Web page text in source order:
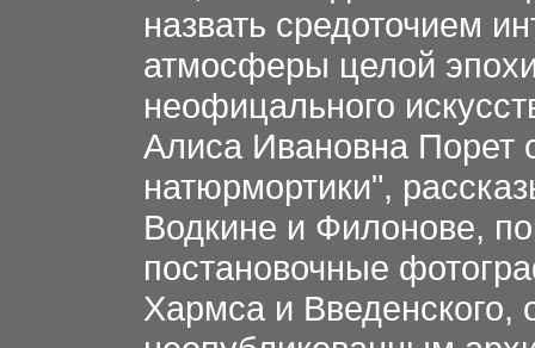
назвать средоточием
атмосферы целой
неофицального
Алиса Ивановна Порет
натюрмортики",
Водкине и Филонове,
постановочные
Хармса и Введенского,